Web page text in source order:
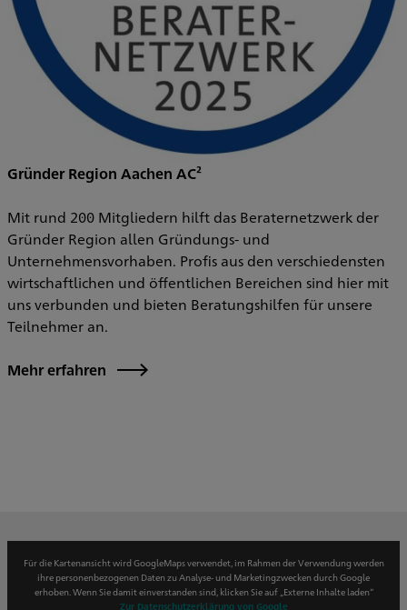
Gründer Region Aachen AC²
Mit rund 200 Mitgliedern hilft das Beraternetzwerk der
Gründer Region allen Gründungs- und
Unternehmensvorhaben. Profis aus den verschiedensten
wirtschaftlichen und öffentlichen Bereichen sind hier mit
uns verbunden und bieten Beratungshilfen für unsere
Teilnehmer an.
Mehr erfahren
Für die Kartenansicht wird GoogleMaps verwendet, im Rahmen der Verwendung werden
ihre personenbezogenen Daten zu Analyse- und Marketingzwecken durch Google
erhoben. Wenn Sie damit einverstanden sind, klicken Sie auf „Externe Inhalte laden“
Zur Datenschutzerklärung von Google